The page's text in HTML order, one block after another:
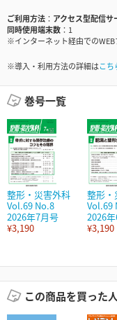
ご利用方法
アクセス型配信サ
同時使用端末数
1
※インターネット経由での
※導入・利用方法の詳細はこち
巻号一覧
整形・災害外科
Vol.69 No.8
2026年7月号
¥3,190
整形・
Vol.69
2026
¥3,190
この商品を買った